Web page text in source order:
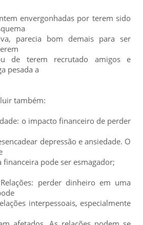
envergonhadas por terem sido
parecia bom demais para ser
de terem recrutado amigos e
pesada a
também:
o impacto financeiro de perder
depressão e ansiedade. O
financeira pode ser esmagador;
perder dinheiro em uma
interpessoais, especialmente